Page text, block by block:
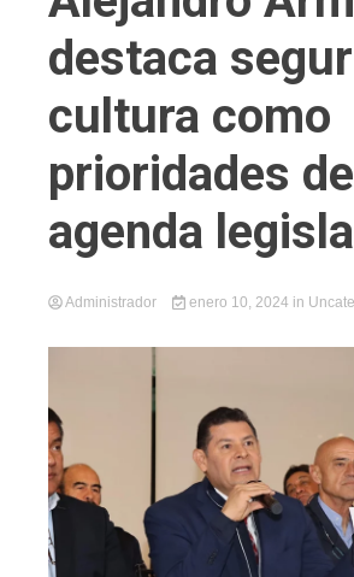
destaca
cultura como
prioridades de
agenda
Administrador enero 10, 2024 in